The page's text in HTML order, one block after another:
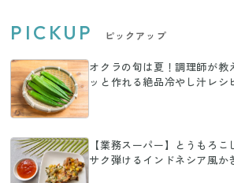
PICKUP ピックアップ
オクラの旬は夏！調理師が教
ッと作れる絶品冷やし汁レシ
【業務スーパー】とうもろ
サク弾けるインドネシア風か